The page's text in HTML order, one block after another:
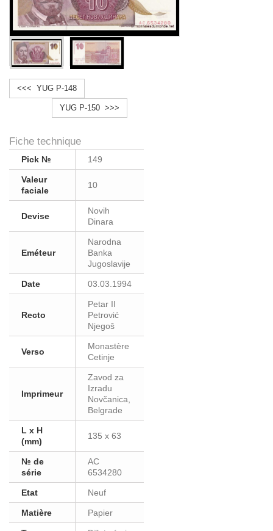
<<< YUG P-148
YUG P-150 >>>
Fiche technique
Pick № 149
Valeur
faciale
10
Devise
Novih
Dinara
Eméteur
Narodna
Banka
Jugoslavije
Date 03.03.1994
Recto
Petar II
Petrović
Njegoš
Verso
Monastère
Cetinje
Imprimeur
Zavod za
Izradu
Novčanica,
Belgrade
L x H
(mm)
135 x 63
№ de
série
AC
6534280
Etat Neuf
Matière Papier